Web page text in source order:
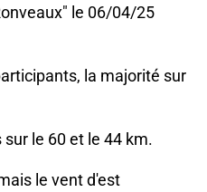
le 06/04/25
la majorité sur
le 60 et le 44 km.
le vent d'est